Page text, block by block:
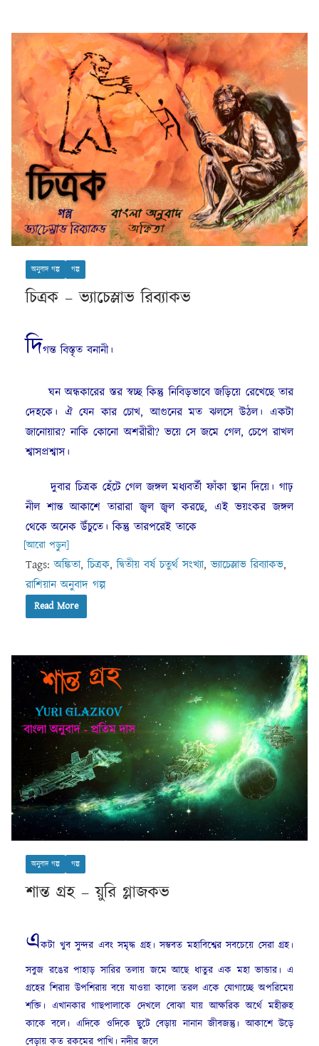
অনুবাদ গল্প গল্প
চিত্রক – ভ্যাচেস্লাভ রিব্যাকভ
দিগন্ত বিস্তৃত বনানী।
ঘন অন্ধকারের স্তর স্বচ্ছ কিন্তু নিবিড়ভাবে জড়িয়ে রেখেছে তার
দেহকে। ঐ যেন কার চোখ, আগুনের মত ঝলসে উঠল। একটা
জানোয়ার? নাকি কোনো অশরীরী? ভয়ে সে জমে গেল, চেপে রাখল
শ্বাসপ্রশ্বাস।
দুবার চিত্রক হেঁটে গেল জঙ্গল মধ্যবর্তী ফাঁকা স্থান দিয়ে। গাঢ়
নীল শান্ত আকাশে তারারা জ্বল জ্বল করছে, এই ভয়ংকর জঙ্গল
থেকে অনেক উঁচুতে। কিন্তু তারপরেই তাকে
[আরো পড়ুন]
Tags:অঙ্কিতা,চিত্রক,দ্বিতীয় বর্ষ চতুর্থ সংখ্যা,ভ্যাচেস্লাভ রিব্যাকভ,
রাশিয়ান অনুবাদ গল্প
Read More
অনুবাদ গল্প গল্প
শান্ত গ্রহ – য়ুরি গ্লাজকভ
একটা খুব সুন্দর এবং সমৃদ্ধ গ্রহ। সম্ভবত মহাবিশ্বের সবচেয়ে সেরা গ্রহ।
সবুজ রঙের পাহাড় সারির তলায় জমে আছে ধাতুর এক মহা ভান্ডার। এ
গ্রহের শিরায় উপশিরায় বয়ে যাওয়া কালো তরল একে যোগাচ্ছে অপরিমেয়
শক্তি। এখানকার গাছপালাকে দেখলে বোঝা যায় আক্ষরিক অর্থে মহীরুহ
কাকে বলে। এদিকে ওদিকে ছুটে বেড়ায় নানান জীবজন্তু। আকাশে উড়ে
বেড়ায় কত রকমের পাখি। নদীর জলে